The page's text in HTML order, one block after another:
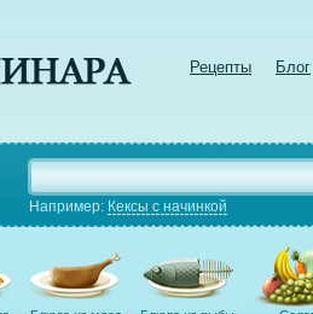
Рецепты Блог
Например: Кексы с начинкой